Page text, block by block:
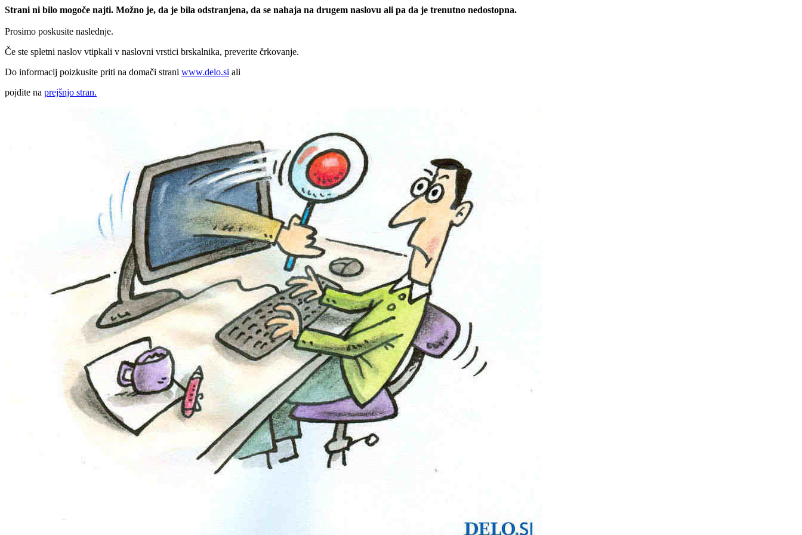
Strani ni bilo mogoče najti. Možno je, da je bila odstranjena, da se nahaja na drugem naslovu ali pa da je trenutno nedostopna.
Prosimo poskusite naslednje.
Če ste spletni naslov vtipkali v naslovni vrstici brskalnika, preverite črkovanje.
Do informacij poizkusite priti na domači strani www.delo.si ali
pojdite na prejšnjo stran.